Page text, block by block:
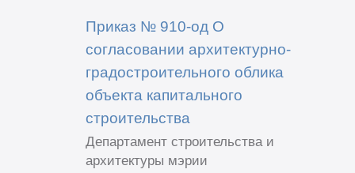
Приказ № 910-од О
согласовании архитектурно-
градостроительного облика
объекта капитального
строительства
Департамент строительства и
архитектуры мэрии